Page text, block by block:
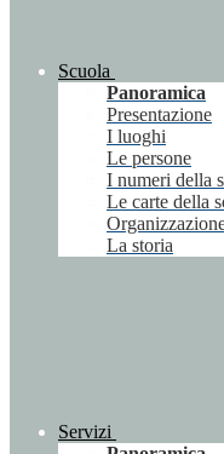
Scuola
Panoramica
Presentazione
I luoghi
Le persone
I numeri della
Le carte della
La storia
Servizi